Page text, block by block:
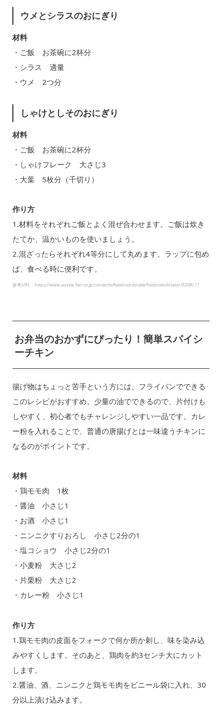
ウメとシラスのおにぎり
材料
・ご飯 お茶碗に2杯分
・シラス 適量
・ウメ 2つ分
しゃけとしそのおにぎり
材料
・ご飯 お茶碗に2杯分
・しゃけフレーク 大さじ3
・大葉 5枚分（千切り）
作り方
1.材料をそれぞれご飯とよく混ぜ合わせます。ご飯は炊き
たてか、温かいものを使いましょう。
2.混ざったらそれぞれ4等分にして丸めます。ラップに包め
ば、食べる時に便利です。
参考URL：https://www.aussie-fan.co.jp/contents/foodcoordinate/foodcoordinator/920#i-11
お弁当のおかずにぴったり！簡単スパイシ
ーチキン
揚げ物はちょっと苦手という方には、フライパンでできる
このレシピがおすすめ。少量の油でできるので、片付けも
しやすく、初心者でもチャレンジしやすい一品です。カレ
ー粉を入れることで、普通の唐揚げとは一味違うチキンに
なるのがポイントです。
材料
・鶏モモ肉 1枚
・醤油 小さじ1
・お酒 小さじ1
・ニンニクすりおろし 小さじ2分の1
・塩コショウ 小さじ2分の1
・小麦粉 大さじ2
・片栗粉 大さじ2
・カレー粉 小さじ1
作り方
1.鶏モモ肉の皮面をフォークで何か所か刺し、味を染み込
みやすくします。そのあと、鶏肉を約3センチ大にカット
します。
2.醤油、酒、ニンニクと鶏モモ肉をビニール袋に入れ、30
分以上漬け込みます。